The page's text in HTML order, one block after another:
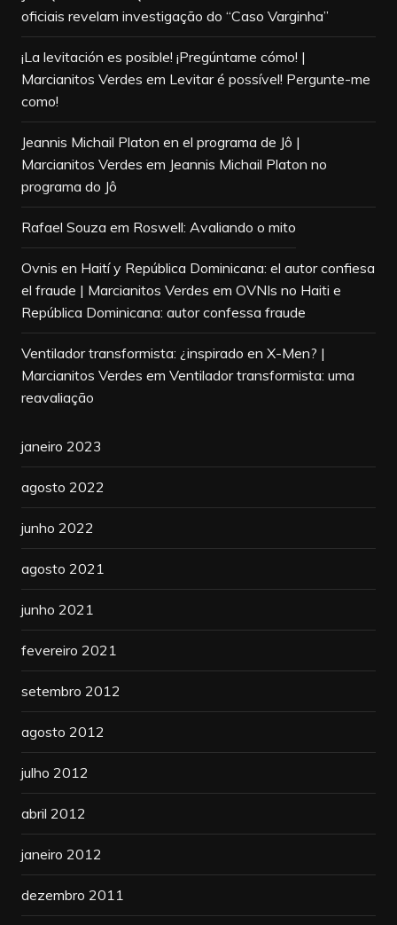
oficiais revelam investigação do “Caso Varginha”
¡La levitación es posible! ¡Pregúntame cómo! |
Marcianitos Verdes em Levitar é possível! Pergunte-me
como!
Jeannis Michail Platon en el programa de Jô |
Marcianitos Verdes em Jeannis Michail Platon no
programa do Jô
Rafael Souza em Roswell: Avaliando o mito
Ovnis en Haití y República Dominicana: el autor confiesa
el fraude | Marcianitos Verdes em OVNIs no Haiti e
República Dominicana: autor confessa fraude
Ventilador transformista: ¿inspirado en X-Men? |
Marcianitos Verdes em Ventilador transformista: uma
reavaliação
janeiro 2023
agosto 2022
junho 2022
agosto 2021
junho 2021
fevereiro 2021
setembro 2012
agosto 2012
julho 2012
abril 2012
janeiro 2012
dezembro 2011